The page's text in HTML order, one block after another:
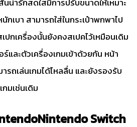
น่ารักสดใสมีการปรับขนาดให้เหมาะ
เบา สามารถใส่ในกระเป๋าพกพาไป
กเครื่องนั้นยังคงสเปคไว้เหมือนเดิม
และตัวเครื่องเกมเข้าด้วยกัน หน้า
ถเล่นเกมได้ไหลลื่น และยังรองรับ
มเช่นเดิม
Switch